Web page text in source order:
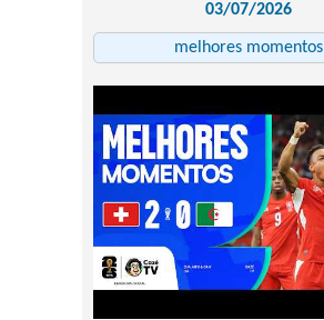
03/07/2026
melhores momentos